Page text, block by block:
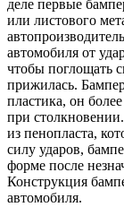
деле первые
или листового
автомобиля от
чтобы поглощать
прижилась.
пластика, он
при
из пенопласта,
силу ударов,
форме после
Конструкция
автомобиля.